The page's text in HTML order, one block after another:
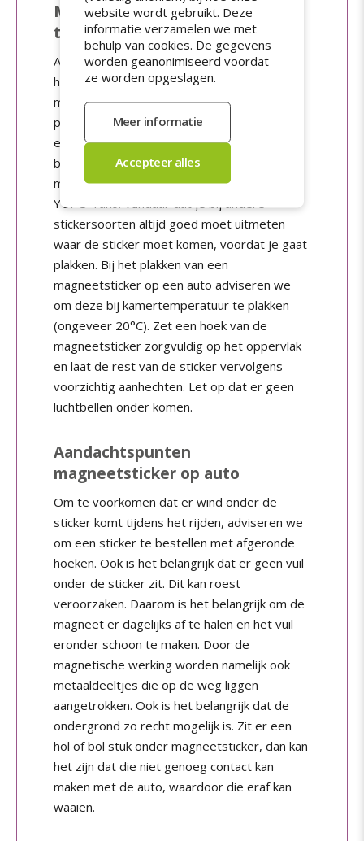
Magneetsticker auto makkelijk
te plakken
Automagneten zijn makkelijk te plakken. Je
hoeft alleen de ondergrond goed schoon te
maken, waarna je de magneet er zo op kunt
plakken. Zit die een beetje scheef? Haal 'm
eraf en plak 'm er opnieuw op. Dit kan alleen
bij herpositioneerbare stickers, zoals
magneetstickers,statische stickers
YUPO Tako. Vandaar dat je bij andere
stickersoorten altijd goed moet uitmeten
waar de sticker moet komen, voordat je gaat
plakken. Bij het plakken van een
magneetsticker op een auto adviseren we
om deze bij kamertemperatuur te plakken
(ongeveer 20°C). Zet een hoek van de
magneetsticker zorgvuldig op het oppervlak
en laat de rest van de sticker vervolgens
voorzichtig aanhechten. Let op dat er geen
luchtbellen onder komen.
Aandachtspunten
magneetsticker op auto
Om te voorkomen dat er wind onder de
sticker komt tijdens het rijden, adviseren we
om een sticker te bestellen met afgeronde
hoeken. Ook is het belangrijk dat er geen vuil
onder de sticker zit. Dit kan roest
veroorzaken. Daarom is het belangrijk om de
magneet er dagelijks af te halen en het vuil
eronder schoon te maken. Door de
magnetische werking worden namelijk ook
metaaldeeltjes die op de weg liggen
aangetrokken. Ook is het belangrijk dat de
ondergrond zo recht mogelijk is. Zit er een
hol of bol stuk onder magneetsticker, dan kan
het zijn dat die niet genoeg contact kan
maken met de auto, waardoor die eraf kan
waaien.
website wordt gebruikt. Deze
informatie verzamelen we met
behulp van cookies. De gegevens
worden geanonimiseerd voordat
ze worden opgeslagen.